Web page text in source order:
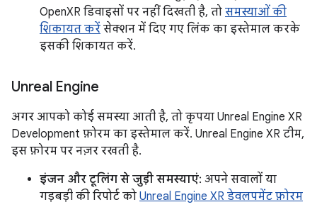
OpenXR डिवाइसों पर नहीं दिखती है, तो समस्याओं की
शिकायत करें सेक्शन में दिए गए लिंक का इस्तेमाल करके
इसकी शिकायत करें.
Unreal Engine
अगर आपको कोई समस्या आती है, तो कृपया Unreal Engine XR
Development फ़ोरम का इस्तेमाल करें. Unreal Engine XR टीम,
इस फ़ोरम पर नज़र रखती है.
इंजन और टूलिंग से जुड़ी समस्याएं: अपने सवालों या
गड़बड़ी की रिपोर्ट को Unreal Engine XR डेवलपमेंट फ़ोरम